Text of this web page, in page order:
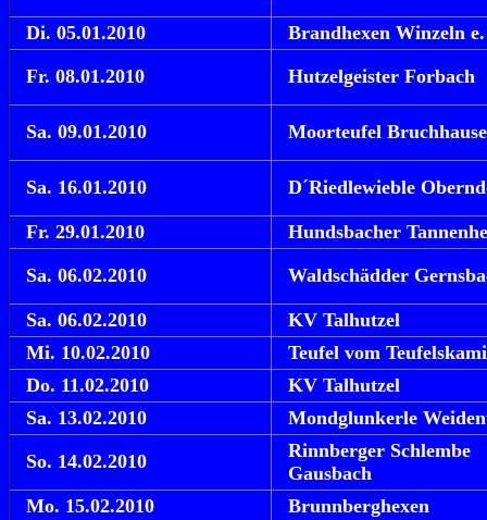
Di. 05.01.2010
Brandhexen Winzeln
Fr. 08.01.2010
Hutzelgeister Forbach
Sa. 09.01.2010 Moorteufel
Sa. 16.01.2010 D´Riedlewieble
Fr. 29.01.2010
Hundsbacher
Sa. 06.02.2010
Waldschädder
Sa. 06.02.2010
KV Talhutzel
Mi. 10.02.2010
Teufel vom
Do. 11.02.2010
KV Talhutzel
Sa. 13.02.2010
Mondglunkerle
So. 14.02.2010
Rinnberger Schlembe
Gausbach
Mo. 15.02.2010
Brunnberghexen